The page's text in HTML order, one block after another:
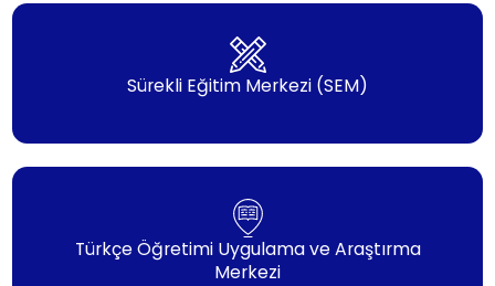
Sürekli Eğitim Merkezi (SEM)
Türkçe Öğretimi Uygulama ve Araştırma
Merkezi